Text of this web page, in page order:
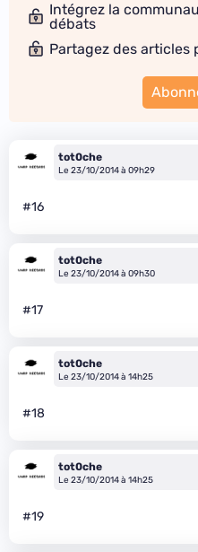
Intégrez la
débats
Partagez des articles
tot0che
Le 23/10/2014 à 09h29
#16
tot0che
Le 23/10/2014 à 09h30
#17
tot0che
Le 23/10/2014 à 14h25
#18
tot0che
Le 23/10/2014 à 14h25
#19